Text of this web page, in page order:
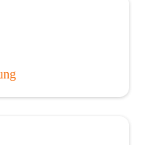
zur Gemeinde
Ortsansässigen
im Nordwesten des